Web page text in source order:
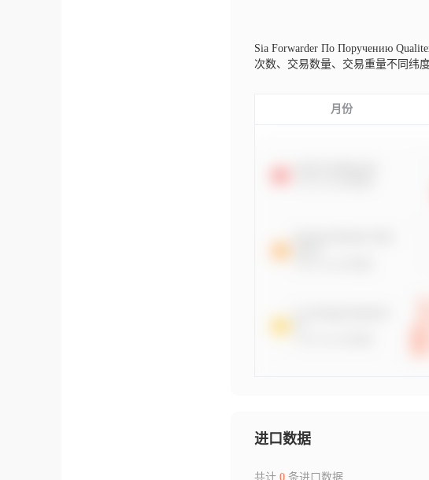
Sia Forwarder По Поручению
次数、交易数量、交易重量不同纬
月份
进口数据
共计 0条进口数据